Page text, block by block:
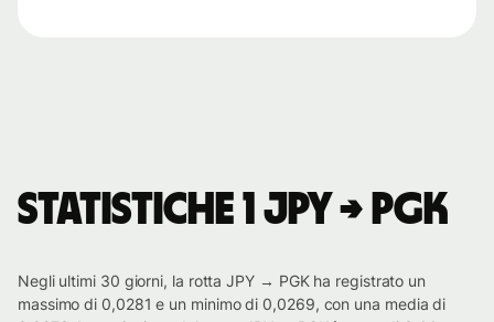
Statistiche 1 JPY → PGK
Negli ultimi 30 giorni, la rotta JPY → PGK ha registrato un
massimo di 0,0281 e un minimo di 0,0269, con una media di